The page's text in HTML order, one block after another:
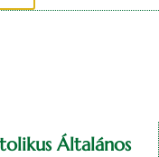
Általános